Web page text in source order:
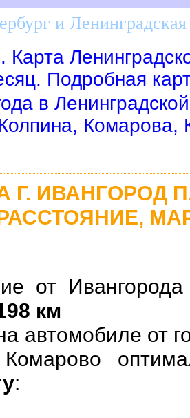
и Ленинградская
Карта
Подробная
в
Комарова,
Г. ИВАНГОРОД
от
км
автомобиле от
Комарово
: